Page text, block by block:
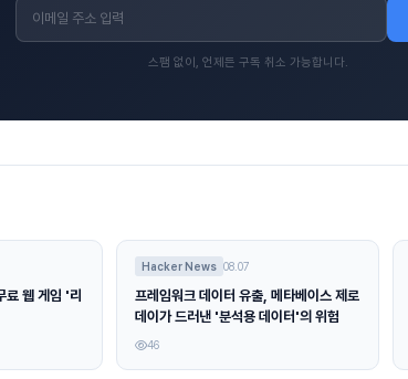
스팸 없이, 언제든 구독 취소 가능합니다.
료 웹 게임 '리
Hacker News 08.07
프레임워크 데이터 유출, 메타베이스 제로
데이가 드러낸 '분석용 데이터'의 위험
46